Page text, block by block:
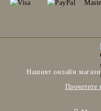
Нашият онлайн
Прочетете